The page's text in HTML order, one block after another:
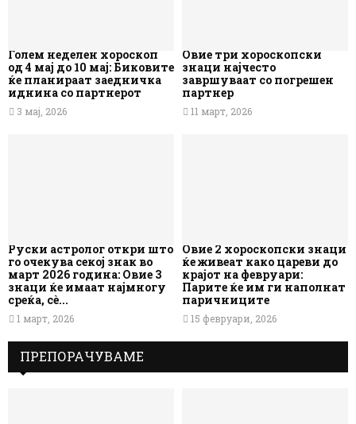
Голем неделен хороскоп
од 4 мај до 10 мај: Биковите
ќе планираат заедничка
иднина со партнерот
3 мај, 2026
Овие три хороскопски
знаци најчесто
завршуваат со погрешен
партнер
11 март, 2026
Руски астролог откри што
го очекува секој знак во
март 2026 година: Овие 3
знаци ќе имаат најмногу
среќа, сè...
1 март, 2026
Овие 2 хороскопски знаци
ќе живеат како цареви до
крајот на февруари:
Парите ќе им ги наполнат
паричниците
15 февруари, 2026
ПРЕПОРАЧУВАМЕ